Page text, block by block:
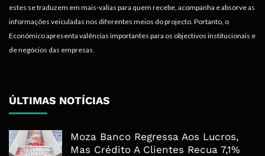
estes se traduzem em mais-valias para quem recebe, acompanha e absorve as
informações veiculadas nos diferentes meios do projecto. Portanto, o
Económico apresenta valências importantes para os objectivos institucionais e
de negócios das empresas.
ÚLTIMAS NOTÍCIAS
Moza Banco Regressa Aos Lucros,
Mas Crédito A Clientes Recua 7,1%